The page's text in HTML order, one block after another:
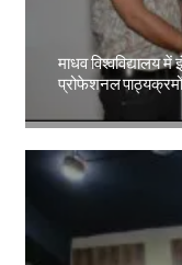
माधव विश्वविद्यालय
प्रोफेशनल
Amit Lekh